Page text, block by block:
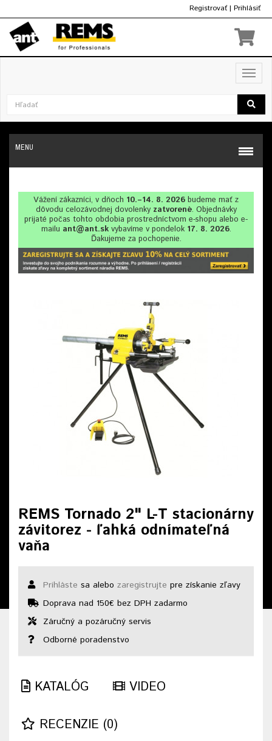
Registrovať | Prihlásiť
MENU
Vážení zákazníci, v dňoch 10.–14. 8. 2026 budeme mať z
dôvodu celozávodnej dovolenkyzatvorené. Objednávky
prijaté počas tohto obdobia prostredníctvom e-shopu alebo e-
mailu ant@ant.skvybavíme v pondelok 17. 8. 2026.
Ďakujeme za pochopenie.
REMS Tornado 2" L-T stacionárny
závitorez - ľahká odnímateľná
vaňa
Prihláste sa alebo zaregistrujte pre získanie zľavy
Doprava nad 150€ bez DPH zadarmo
Záručný a pozáručný servis
Odborné poradenstvo
KATALÓG VIDEO
RECENZIE (0)